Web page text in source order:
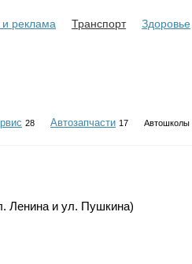
реклама Транспорт Здоровье
28 Автозапчасти 17 Автошколы
Ленина и ул. Пушкина)